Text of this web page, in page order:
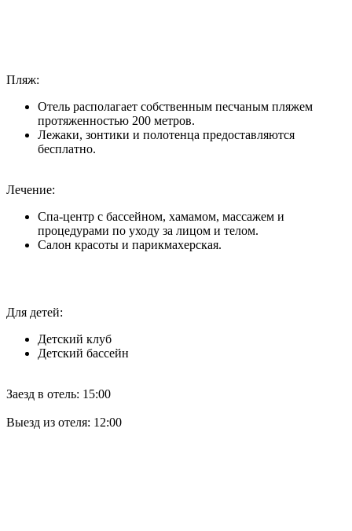
Пляж:
Отель располагает собственным песчаным пляжем
протяженностью 200 метров.
Лежаки, зонтики и полотенца предоставляются
бесплатно.
Лечение:
Спа-центр с бассейном, хамамом, массажем и
процедурами по уходу за лицом и телом.
Салон красоты и парикмахерская.
Для детей:
Детский клуб
Детский бассейн
Заезд в отель: 15:00
Выезд из отеля: 12:00